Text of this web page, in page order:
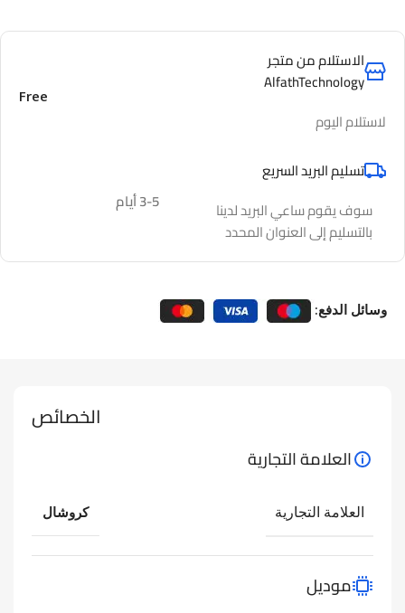
الاستلام من متجر
AlfathTechnology
لاستلام اليوم
Free
تسليم البريد السريع
سوف يقوم ساعي البريد لدينا
بالتسليم إلى العنوان المحدد
3-5 أيام
وسائل الدفع:
الخصائص
العلامة التجارية
العلامة التجارية كروشال
موديل